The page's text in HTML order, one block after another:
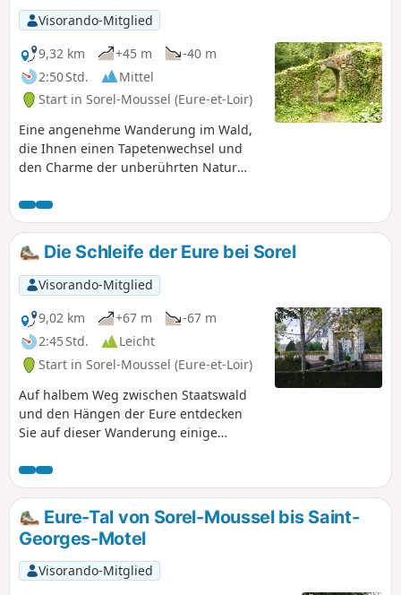
Visorando-Mitglied
9,32 km
+45 m
-40 m
2:50 Std.
Mittel
Start in Sorel-Moussel (Eure-et-Loir)
Eine angenehme Wanderung im Wald,
die Ihnen einen Tapetenwechsel und
den Charme der unberührten Natur
Die Schleife der Eure bei Sorel
Visorando-Mitglied
9,02 km
+67 m
-67 m
2:45 Std.
Leicht
Start in Sorel-Moussel (Eure-et-Loir)
Auf halbem Weg zwischen Staatswald
und den Hängen der Eure entdecken
Sie auf dieser Wanderung einige
Eichen und die Kühle der Ufer. Sie
wandern am Schloss entlang und
durchqueren das alte Sorel, um dann
auf der ehemaligen Eisenbahnstrecke
(Voie Verte) nach Marcilly-sur-Eure zu
gelangen.
Eure-Tal von Sorel-Moussel bis Saint-
Georges-Motel
Visorando-Mitglied